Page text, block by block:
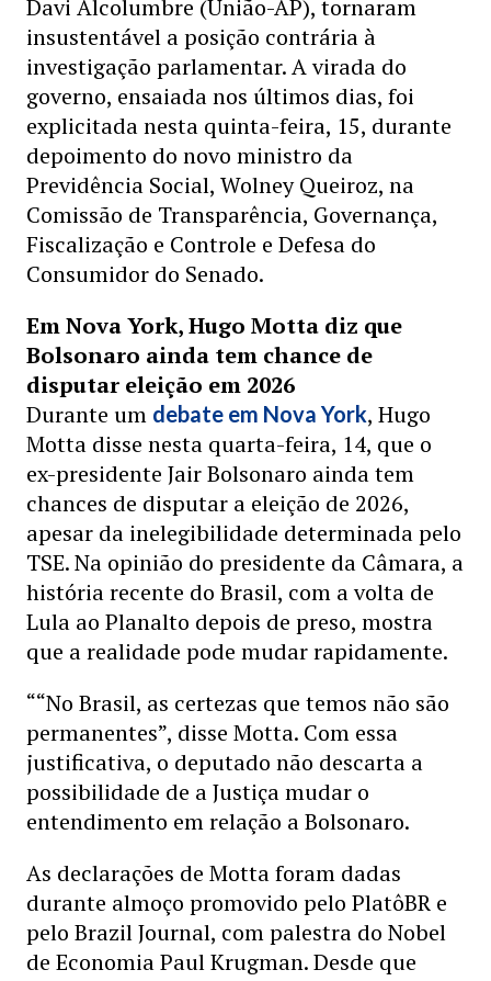
Davi Alcolumbre (União-AP), tornaram
insustentável a posição contrária à
investigação parlamentar. A virada do
governo, ensaiada nos últimos dias, foi
explicitada nesta quinta-feira, 15, durante
depoimento do novo ministro da
Previdência Social, Wolney Queiroz, na
Comissão de Transparência, Governança,
Fiscalização e Controle e Defesa do
Consumidor do Senado.
Em Nova York, Hugo Motta diz que
Bolsonaro ainda tem chance de
disputar eleição em 2026
Durante um debate em Nova York, Hugo
Motta disse nesta quarta-feira, 14, que o
ex-presidente Jair Bolsonaro ainda tem
chances de disputar a eleição de 2026,
apesar da inelegibilidade determinada pelo
TSE. Na opinião do presidente da Câmara, a
história recente do Brasil, com a volta de
Lula ao Planalto depois de preso, mostra
que a realidade pode mudar rapidamente.
““No Brasil, as certezas que temos não são
permanentes”, disse Motta. Com essa
justificativa, o deputado não descarta a
possibilidade de a Justiça mudar o
entendimento em relação a Bolsonaro.
As declarações de Motta foram dadas
durante almoço promovido pelo PlatôBR e
pelo Brazil Journal, com palestra do Nobel
de Economia Paul Krugman. Desde que